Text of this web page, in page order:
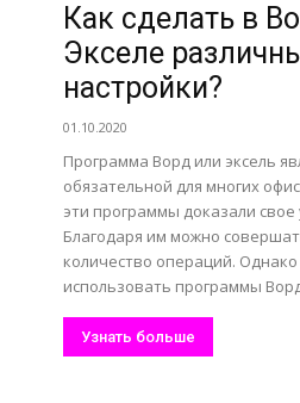
Как сделать в
Экселе
настройки?
01.10.2020
Программа Ворд или эксель
обязательной для многих
эти программы доказали свое
Благодаря им можно
количество операций. Однако
использовать программы
Узнать больше